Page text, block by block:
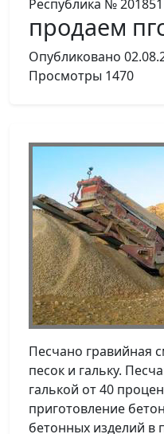
Республика № 201851
продаем
Опубликовано
Просмотры 1470
Песчано гравийная
песок и гальку.
галькой от 40
приготовление
бетонных изделий в